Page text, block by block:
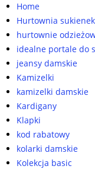
Home
Hurtownia sukienek
hurtownie
idealne portale do
jeansy damskie
Kamizelki
kamizelki damskie
Kardigany
Klapki
kod rabatowy
kolarki damskie
Kolekcja basic